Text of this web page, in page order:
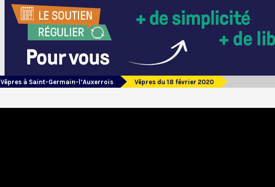
Vêpres à Saint-Germain-l’Auxerrois Vêpres du 18 février 2020